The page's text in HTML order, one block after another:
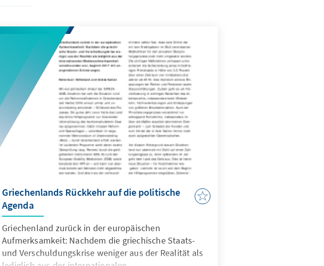
Griechenlands Rückkehr auf die politische
Agenda
Griechenland zurück in der europäischen
Aufmerksamkeit: Nachdem die griechische Staats-
und Verschuldungskrise weniger aus der Realität als